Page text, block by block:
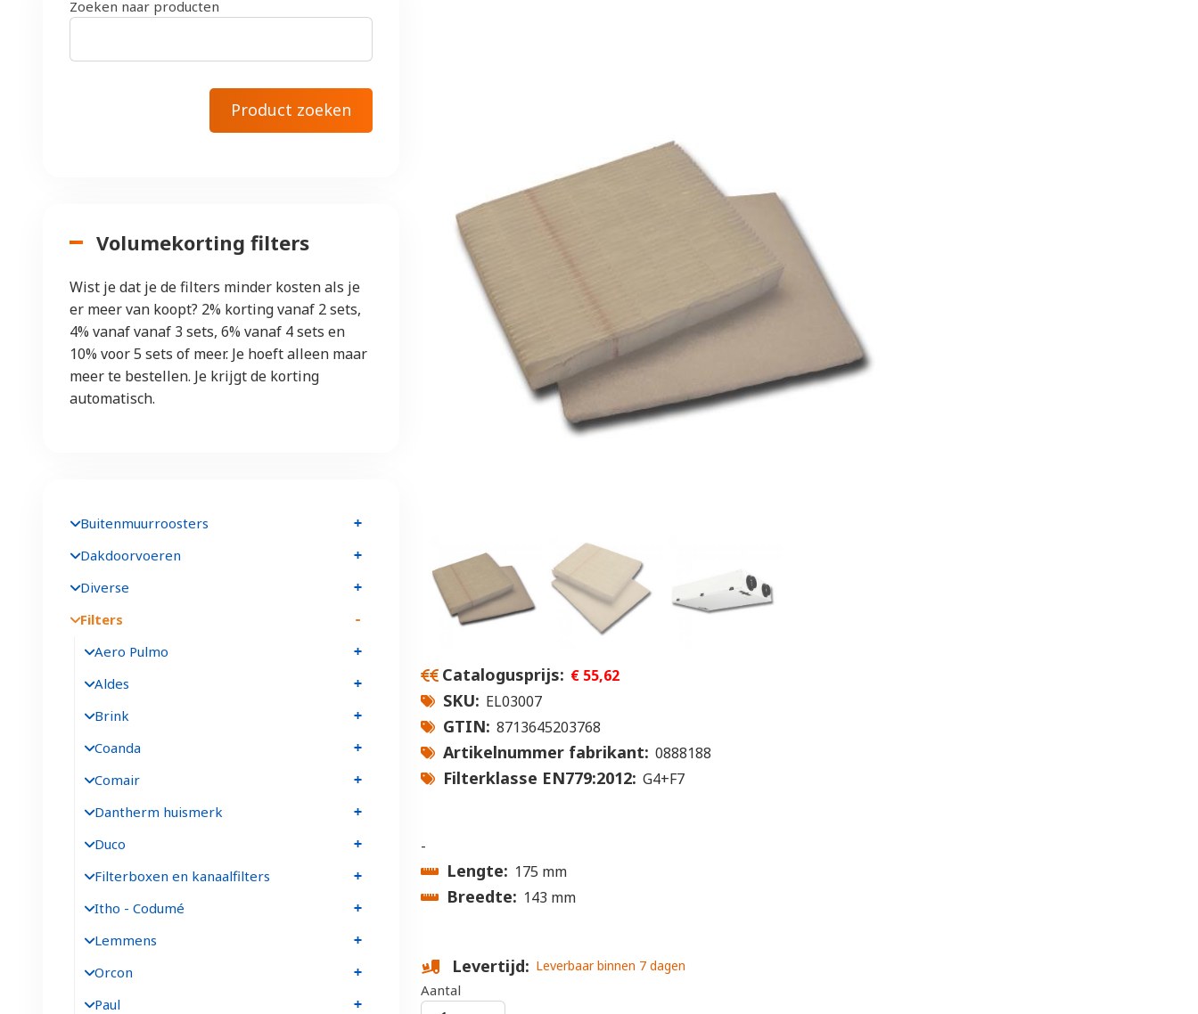
Catalogusprijs € 55,62
SKU EL03007
GTIN 8713645203768
Artikelnummer fabrikant 0888188
Filterklasse EN779:2012 G4+F7
-
Lengte 175 mm
Breedte 143 mm
Levertijd Leverbaar binnen 7 dagen
Aantal
Zoeken naar producten
Volumekorting filters
Wist je dat je de filters minder kosten als je
er meer van koopt? 2% korting vanaf 2 sets,
4% vanaf vanaf 3 sets, 6% vanaf 4 sets en
10% voor 5 sets of meer. Je hoeft alleen maar
meer te bestellen. Je krijgt de korting
automatisch.
Buitenmuurroosters
Dakdoorvoeren
Diverse
Filters
Aero Pulmo
Aldes
Brink
Coanda
Comair
Dantherm huismerk
Duco
Filterboxen en kanaalfilters
Itho - Codumé
Lemmens
Orcon
Paul